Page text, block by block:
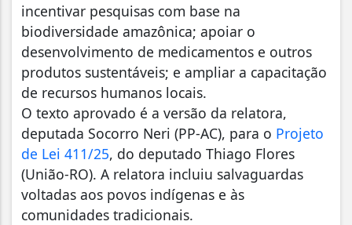
incentivar pesquisas com base na
biodiversidade amazônica; apoiar o
desenvolvimento de medicamentos e outros
produtos sustentáveis; e ampliar a capacitação
de recursos humanos locais.
O texto aprovado é a versão da relatora,
deputada Socorro Neri (PP-AC), para o Projeto
de Lei 411/25, do deputado Thiago Flores
(União-RO). A relatora incluiu salvaguardas
voltadas aos povos indígenas e às
comunidades tradicionais.